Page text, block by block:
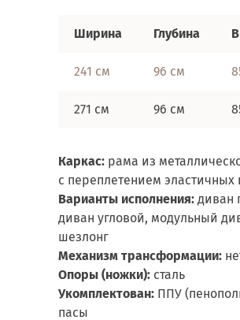
Ширина Глубина
241 см 96 см
271 см 96 см
Каркас: рама из
с переплетением эластичных
Варианты исполнения: диван
диван угловой, модульный
шезлонг
Механизм трансформации:
Опоры (ножки): сталь
Укомплектован: ППУ
пасы